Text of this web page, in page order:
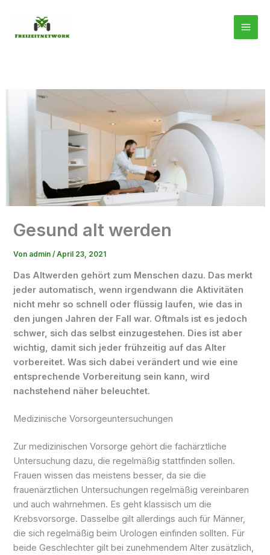
springen
Gesund alt werden
Von admin/April 23, 2021
Das Altwerden gehört zum Menschen dazu. Das merkt
jeder automatisch, wenn irgendwann die Aktivitäten
nicht mehr so schnell oder flüssig laufen, wie das in
den jungen Jahren der Fall war. Oftmals ist es jedoch
schwer, sich das selbst einzugestehen. Dies ist aber
wichtig, damit sich jeder frühzeitig auf das Alter
vorbereitet. Was sich dabei verändert und wie eine
entsprechende Vorbereitung sein kann, wird
nachstehend näher beleuchtet.
Medizinische Vorsorgeuntersuchungen
Zur medizinischen Vorsorge gehört die fachärztliche
Untersuchung dazu, die regelmäßig stattfinden sollen.
Frauen wissen das meistens besser, da sie die
frauenärztlichen Untersuchungen regelmäßig vereinbaren
und auch wahrnehmen. Es geht klassisch um die
Krebsvorsorge. Dasselbe gilt allerdings auch für Männer,
die sich regelmäßig beim Urologen einfinden sollten. Für
beide Geschlechter gilt bei zunehmendem Alter zusätzlich,